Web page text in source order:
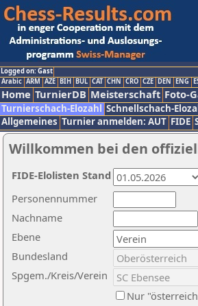
Logged on: Gast
Arabic ARM AZE BIH BUL CAT CHN CRO CZE DEN ENG
Home TurnierDB Meisterschaft Foto-
Turnierschach-Elozahl Schnellschach-
Allgemeines Turnier anmelden: AUT FIDE
Willkommen bei den
Nachname
Ebene
Personennummer
Bundesland
Spgem./Kreis/Verein
Nur
FIDE-Elolisten Stand